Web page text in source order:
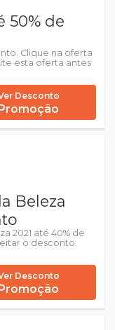
50% de
Clique na oferta
esta oferta antes
Desconto
Beleza
2021 até 40% de
o desconto.
Desconto